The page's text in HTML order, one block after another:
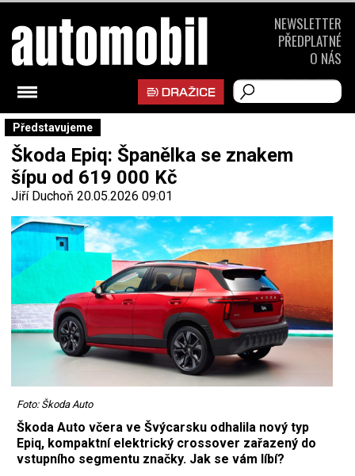
Představujeme
Škoda Epiq: Španělka se znakem
šípu od 619 000 Kč
Jiří Duchoň 20.05.2026 09:01
Foto: Škoda Auto
Škoda Auto včera ve Švýcarsku odhalila nový typ
Epiq, kompaktní elektrický crossover zařazený do
vstupního segmentu značky. Jak se vám líbí?
NEWSLETTER
PŘEDPLATNÉ
O NÁS